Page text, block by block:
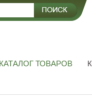
КАТАЛОГ ТОВАРОВ